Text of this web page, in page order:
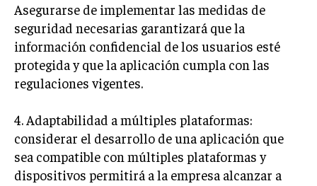
TALENTOS
RECURSOS HUMANOS Y GESTIÓN DEL
TALENTO
COMPENSACIÓN Y BENEFICIOS
RECLUTAMIENTO Y SELECCIÓN
DESARROLLO DE PERSONAL
GESTIÓN DEL DESEMPEÑO
CULTURA Y CLIMA ORGANIZACIONAL
Asegurarse de implementar las medidas de
seguridad necesarias garantizará que la
información confidencial de los usuarios esté
protegida y que la aplicación cumpla con las
regulaciones vigentes.
4. Adaptabilidad a múltiples plataformas:
considerar el desarrollo de una aplicación que
sea compatible con múltiples plataformas y
dispositivos permitirá a la empresa alcanzar a